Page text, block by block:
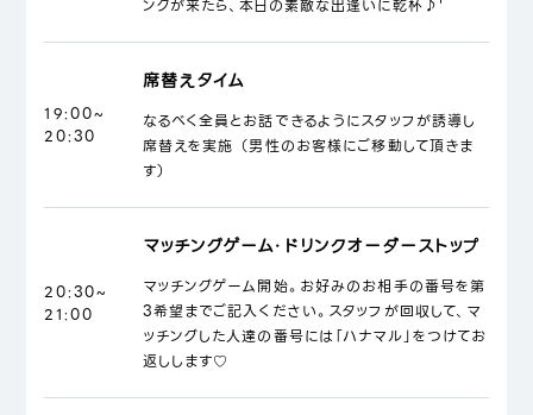
ンクが来たら、本日の素敵な出逢いに乾杯♪'
19:00~
20:30
席替えタイム
なるべく全員とお話できるようにスタッフが誘導し
席替えを実施 （男性のお客様にご移動して頂きま
す）
20:30~
21:00
マッチングゲーム・ドリンクオーダーストップ
マッチングゲーム開始。お好みのお相手の番号を第
3希望までご記入ください。スタッフが回収して、マ
ッチングした人達の番号には「ハナマル」をつけてお
返しします♡